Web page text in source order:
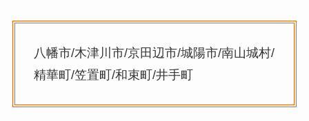
八幡市/木津川市/京田辺市/城陽市/南山城村/
精華町/笠置町/和束町/井手町